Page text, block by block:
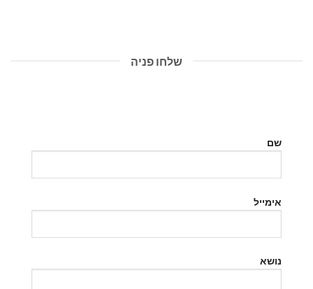
שלחו פניה
שם
אימייל
נושא